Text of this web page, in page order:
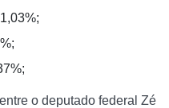
o deputado federal Zé